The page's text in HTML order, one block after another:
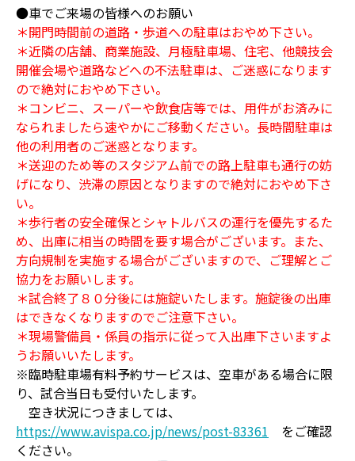
●車でご来場の皆様へのお願い
＊開門時間前の道路・歩道への駐車はおやめ下さい。
＊近隣の店舗、商業施設、月極駐車場、住宅、他競技会
開催会場や道路などへの不法駐車は、ご迷惑になります
ので絶対におやめ下さい。
＊コンビニ、スーパーや飲食店等では、用件がお済みに
なられましたら速やかにご移動ください。長時間駐車は
他の利用者のご迷惑となります。
＊送迎のため等のスタジアム前での路上駐車も通行の妨
げになり、渋滞の原因となりますので絶対におやめ下さ
い。
＊歩行者の安全確保とシャトルバスの運行を優先するた
め、出庫に相当の時間を要す場合がございます。また、
方向規制を実施する場合がございますので、ご理解とご
協力をお願いします。
＊試合終了８０分後には施錠いたします。施錠後の出庫
はできなくなりますのでご注意下さい。
＊現場警備員・係員の指示に従って入出庫下さいますよ
うお願いいたします。
※臨時駐車場有料予約サービスは、空車がある場合に限
り、試合当日も受付いたします。
空き状況につきましては、
https://www.avispa.co.jp/news/post-83361 をご確認
ください。